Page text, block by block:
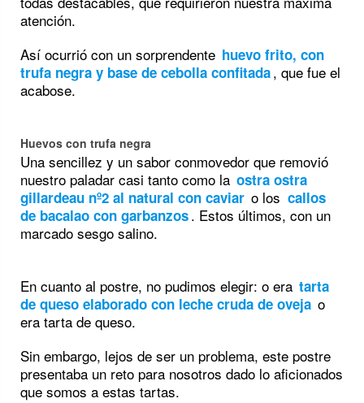
atención.
Así ocurrió con un sorprendente huevo frito, con
trufa negra y base de cebolla confitada, que fue el
acabose.
Huevos con trufa negra
Una sencillez y un sabor conmovedor que removió
nuestro paladar casi tanto como la ostra ostra
gillardeau nº2 al natural con caviar o los callos
de bacalao con garbanzos. Estos últimos, con un
marcado sesgo salino.
En cuanto al postre, no pudimos elegir: o era tarta
de queso elaborado con leche cruda de oveja o
era tarta de queso.
Sin embargo, lejos de ser un problema, este postre
presentaba un reto para nosotros dado lo aficionados
que somos a estas tartas.